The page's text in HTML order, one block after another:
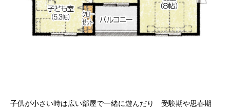
子供が小さい時は広い部屋で一緒に遊んだり 受験期や思春期